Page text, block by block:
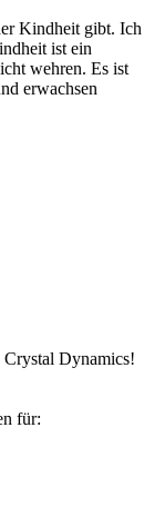
Kindheit gibt. Ich
ist ein
wehren. Es ist
erwachsen
Crystal Dynamics!
für: